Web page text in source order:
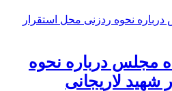
مجلس درباره نحوه
لاریجانی